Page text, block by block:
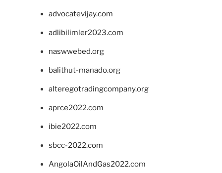
advocatevijay.com
adlibilimler2023.com
naswwebed.org
balithut-manado.org
alteregotradingcompany.org
aprce2022.com
ibie2022.com
sbcc-2022.com
AngolaOilAndGas2022.com